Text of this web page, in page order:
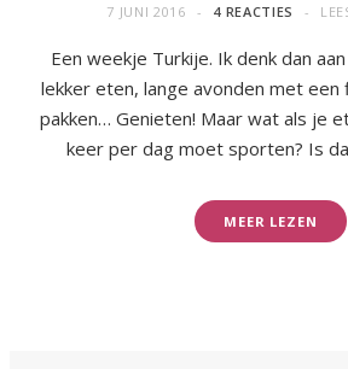
7 JUNI 2016 4 REACTIES
Een weekje Turkije. Ik denk dan
lekker eten, lange avonden met
pakken… Genieten! Maar wat als je
keer per dag moet sporten? Is
MEER LEZEN